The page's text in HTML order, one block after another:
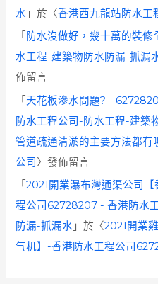
水 」於〈香港西九龍站防水工
「 防水沒做好，幾十萬的裝
水工程-建築物防水防漏-抓漏
佈留言
「 天花板滲水問題? -
防水工程公司-防水工程-建築
管道疏通清淤的主要方法都
公司 〉發佈留言
「2021開業瀑布灣通渠公司
程公司62728207 - 香港防水
防漏-抓漏水 」於〈2021開業
气机】-香港防水工程公司